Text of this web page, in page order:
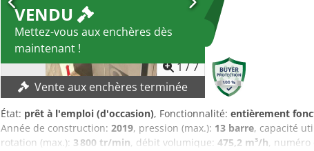
VENDU
Mettez-vous aux enchères dès
maintenant !
1/7
Vente aux enchères terminée
État: prêt à l'emploi (d'occasion), Fonctionnalité: entièrement
Année de construction: 2019, pression (max.): 13 barre, capacité
rotation (max.): 3 800 tr/min, débit volumique: 475,2 m³/h, numéro